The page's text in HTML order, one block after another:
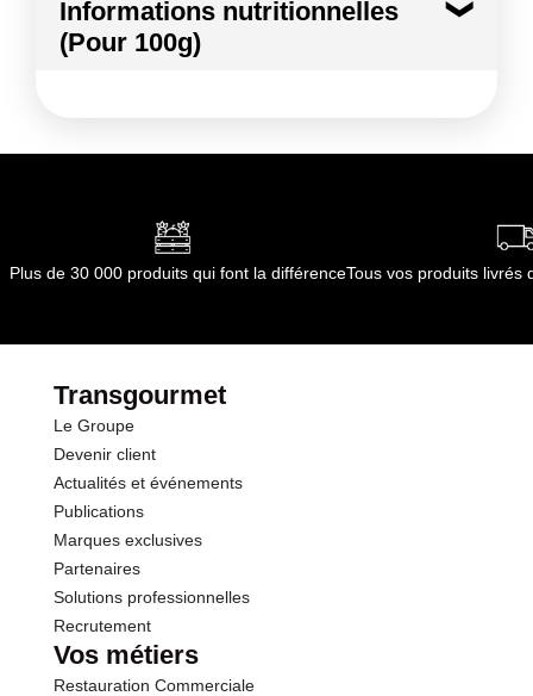
Pomme
Conformément aux informations transmises
Informations nutritionnelles
(Pour 100g)
Kilojoules 218 kj
dont Acides gras saturés 0.01 g
dont Sucres
Fibres
Protéines
Sel
Plus de 30 000 produits qui font la différenceTous vos produits livrés
Transgourmet
Le Groupe
Devenir client
Actualités et événements
Publications
Marques exclusives
Partenaires
Solutions professionnelles
Recrutement
Vos métiers
Restauration Commerciale